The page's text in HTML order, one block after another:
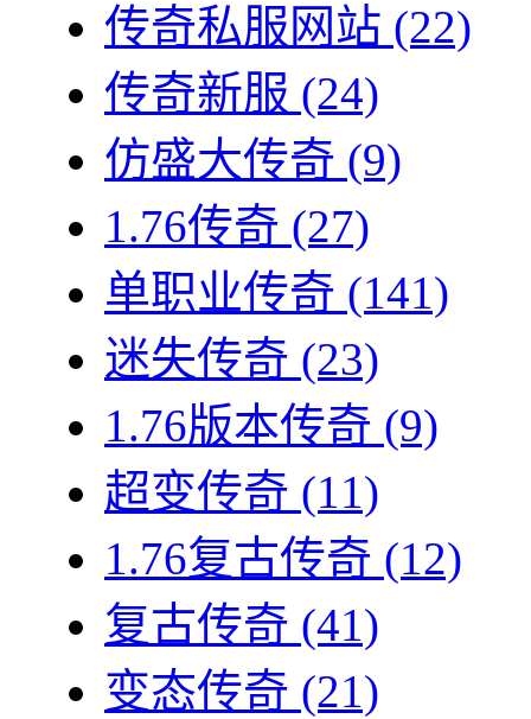
传奇私服网站 (22)
传奇新服 (24)
仿盛大传奇 (9)
1.76传奇 (27)
单职业传奇 (141)
迷失传奇 (23)
1.76版本传奇 (9)
超变传奇 (11)
1.76复古传奇 (12)
复古传奇 (41)
变态传奇 (21)